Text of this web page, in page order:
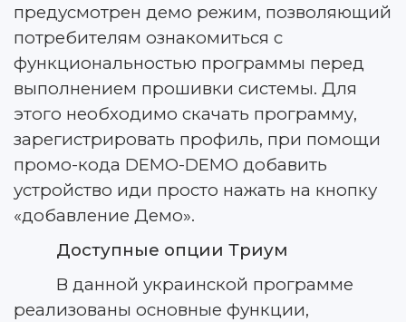
предусмотрен демо режим, позволяющий
потребителям ознакомиться с
функциональностью программы перед
выполнением прошивки системы. Для
этого необходимо скачать программу,
зарегистрировать профиль, при помощи
промо-кода DEMO-DEMO добавить
устройство иди просто нажать на кнопку
«добавление Демо».
Доступные опции Триум
В данной украинской программе
реализованы основные функции,